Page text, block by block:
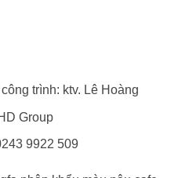
trình: ktv. Lê Hoàng
Group
9922 509